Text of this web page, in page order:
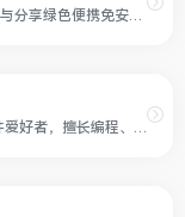
始于2010年的软件资源分享站，专注收藏与分享绿色便携免安装软件，所有软件资源都经过亲自试用后再分享，保证软件的安全与可用性。
苦瓜甘甜博客，苦瓜甘甜（wszjf），软件爱好者，擅长编程、软件汉化、软件封装，乐于分享软件，专注软件汉化、封装多年。网聚精品资源，尽在苦瓜甘甜博客。